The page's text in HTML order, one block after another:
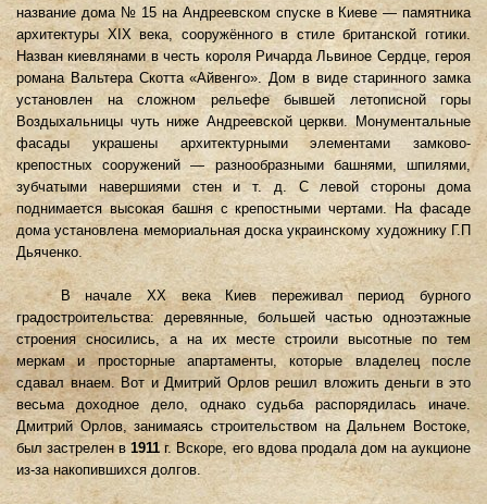
название дома № 15 на Андреевском спуске в Киеве — памятника
архитектуры XIX века, сооружённого в стиле британской готики.
Назван киевлянами в честь короля Ричарда Львиное Сердце, героя
романа Вальтера Скотта «Айвенго». Дом в виде старинного замка
установлен на сложном рельефе бывшей летописной горы
Воздыхальницы чуть ниже Андреевской церкви. Монументальные
фасады украшены архитектурными элементами замково-
крепостных сооружений — разнообразными башнями, шпилями,
зубчатыми навершиями стен и т. д. С левой стороны дома
поднимается высокая башня с крепостными чертами. На фасаде
дома установлена мемориальная доска украинскому художнику Г.П
Дьяченко.
В начале XX века Киев переживал период бурного
градостроительства: деревянные, большей частью одноэтажные
строения сносились, а на их месте строили высотные по тем
меркам и просторные апартаменты, которые владелец после
сдавал внаем. Вот и Дмитрий Орлов решил вложить деньги в это
весьма доходное дело, однако судьба распорядилась иначе.
Дмитрий Орлов, занимаясь строительством на Дальнем Востоке,
был застрелен в1911г. Вскоре, его вдова продала дом на аукционе
из-за накопившихся долгов.